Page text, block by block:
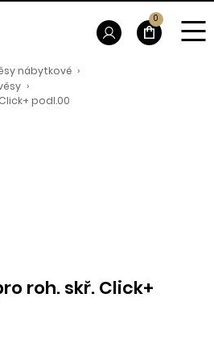
nábytkové ›
›
podl.00
roh. skř. Click+
0